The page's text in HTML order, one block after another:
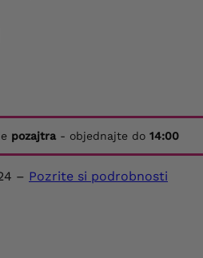
pozajtra - objednajte do 14:00
– Pozrite si podrobnosti